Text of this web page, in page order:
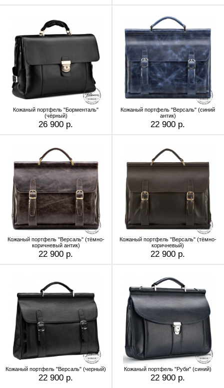
Кожаный портфель "Борменталь"
(чёрный)
26 900 р.
Кожаный портфель "Версаль" (cиний
антик)
22 900 р.
Кожаный портфель "Версаль" (тёмно-
коричневый антик)
22 900 р.
Кожаный портфель "Версаль" (тёмно-
коричневый)
22 900 р.
Кожаный портфель "Версаль" (черный)
22 900 р.
Кожаный портфель "Руби" (синий)
22 900 р.